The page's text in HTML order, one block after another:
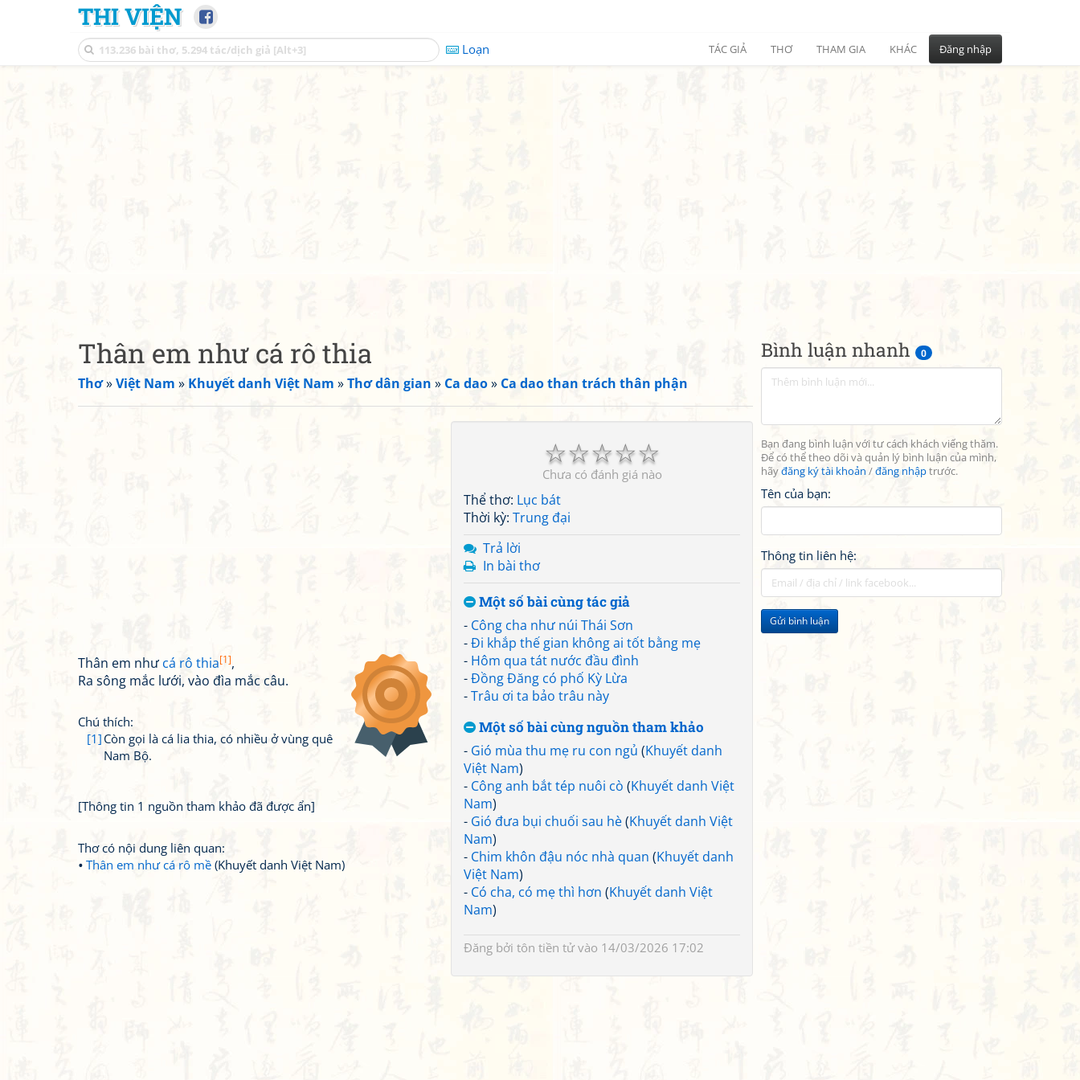
THI VIỆN
Loạn TÁC GIẢ THƠ THAM GIA KHÁC Đăng nhập
Bình luận nhanh 0
Bạn đang bình luận với tư cách khách viếng thăm.
Để có thể theo dõi và quản lý bình luận của mình,
hãyđăng ký tài khoản /đăng nhậptrước.
Tên của bạn:
Thông tin liên hệ:
Gửi bình luận
Thân em như cá rô thia
Thơ»Việt Nam » Khuyết danh Việt Nam »Thơ dân gian » Ca dao» Ca dao than trách thân phận
☆
☆
☆
☆
☆
Chưa có đánh giá nào
Thể thơ: Lục bát
Thời kỳ: Trung đại
Trả lời
In bài thơ
Một số bài cùng tác giả
- Công cha như núi Thái Sơn
-Đi khắp thế gian không ai tốt bằng mẹ
- Hôm qua tát nước đầu đình
-Đồng Đăng có phố Kỳ Lừa
-Trâu ơi ta bảo trâu này
Một số bài cùng nguồn tham khảo
- Gió mùa thu mẹ ru con ngủ (Khuyết danh
Việt Nam)
- Công anh bắt tép nuôi cò (Khuyết danh Việt
Nam)
- Gió đưa bụi chuối sau hè(Khuyết danh Việt
Nam)
- Chim khôn đậu nóc nhà quan (Khuyết danh
Việt Nam)
- Có cha, có mẹ thì hơn (Khuyết danh Việt
Nam)
Đăng bởi tôn tiền tửvào 14/03/2026 17:02
Thân em như cá rô thia[1],
Ra sông mắc lưới, vào đìa mắc câu.
Chú thích:
[1] Còn gọi là cá lia thia, có nhiều ở vùng quê
Nam Bộ.
[Thông tin 1 nguồn tham khảo đã được ẩn]
Thơ có nội dung liên quan:
Thân em như cá rô mề (Khuyết danh Việt Nam)